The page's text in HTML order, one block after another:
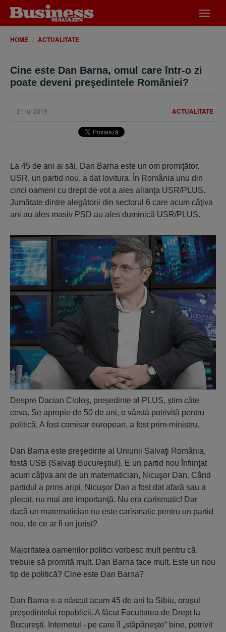
meniu
HOME ACTUALITATE
Cine este Dan Barna, omul care într-o zi
poate deveni preşedintele României?
ACTUALITATE
21 iul 2019
La 45 de ani ai săi, Dan Barna este un om promiţător.
USR, un partid nou, a dat lovitura. În România unu din
cinci oameni cu drept de vot a ales alianţa USR/PLUS.
Jumătate dintre alegătorii din sectorul 6 care acum câţiva
ani au ales masiv PSD au ales duminică USR/PLUS.
Despre Dacian Cioloş, preşedinte al PLUS, ştim câte
ceva. Se apropie de 50 de ani, o vârstă potrivită pentru
politică. A fost comisar european, a fost prim-ministru.
Dan Barna este preşedinte al Uniunii Salvaţi România,
fostă USB (Salvaţi Bucureştiul). E un partid nou înfiinţat
acum câţiva ani de un matematician, Nicuşor Dan. Când
partidul a prins aripi, Nicuşor Dan a fost dat afară sau a
plecat, nu mai are importanţă. Nu era carismatic! Dar
dacă un matematician nu este carismatic pentru un partid
nou, de ce ar fi un jurist?
Majoritatea oamenilor politici vorbesc mult pentru că
trebuie să promită mult. Dan Barna tace mult. Este un nou
tip de politică? Cine este Dan Barna?
Dan Barna s-a născut acum 45 de ani la Sibiu, oraşul
preşedintelui republicii. A făcut Facultatea de Drept la
Bucureşti. Internetul - pe care îl „stâpâneşte“ bine, potrivit